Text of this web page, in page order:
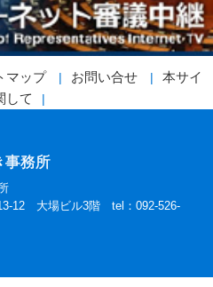
マップ お問い合せ
本サイ
して
務所
12 大場ビル3階 tel：092-526-